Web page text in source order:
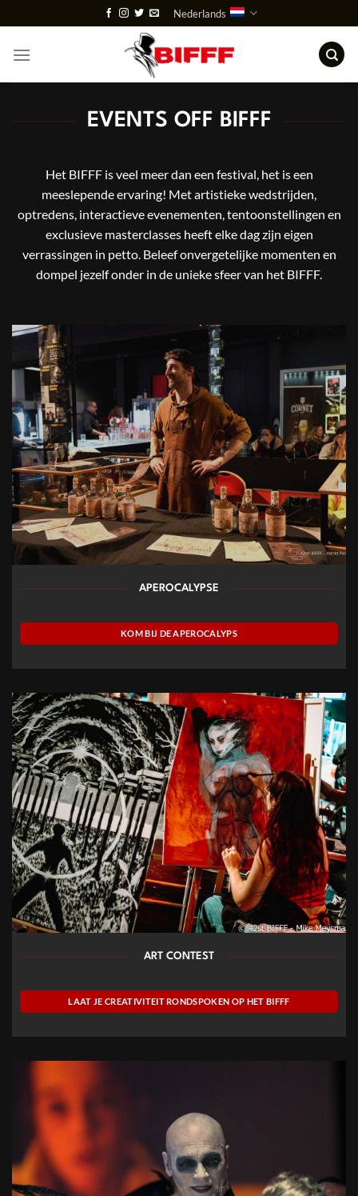
naar
inhoud
Nederlands
EVENTS OFF BIFFF
Het BIFFF is veel meer dan een festival, het is een
meeslepende ervaring! Met artistieke wedstrijden,
optredens, interactieve evenementen, tentoonstellingen en
exclusieve masterclasses heeft elke dag zijn eigen
verrassingen in petto. Beleef onvergetelijke momenten en
dompel jezelf onder in de unieke sfeer van het BIFFF.
APEROCALYPSE
KOM BIJ DE APEROCALYPS
ART CONTEST
LAAT JE CREATIVITEIT RONDSPOKEN OP HET BIFFF